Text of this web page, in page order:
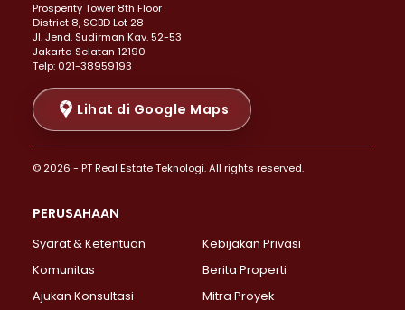
Properti Dijual di Menteng >
Properti Dijual di Senen >
Properti Dijual di Tanah Abang >
Properti Dijual di Cikini >
Properti Dijual di Kramat >
Properti Dijual di Pasar Baru >
Properti Dijual di Bendungan Hilir >
Properti Dijual di Jakarta Selatan >
Properti Dijual di Lebak Bulus >
Properti Dijual di Gandaria Selatan >
Properti Dijual di Pondok Labu >
Prosperity Tower 8th Floor
District 8, SCBD Lot 28
JI. Jend. Sudirman Kav. 52-53
Jakarta Selatan 12190
Telp: 021-38959193
Lihat di Google Maps
© 2026 - PT Real Estate Teknologi. All rights reserved.
PERUSAHAAN
Syarat & Ketentuan
Kebijakan Privasi
Komunitas
Berita Properti
Ajukan Konsultasi
Mitra Proyek